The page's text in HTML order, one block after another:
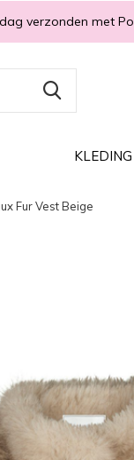
KLEDING
verzonden met
Fur Vest Beige